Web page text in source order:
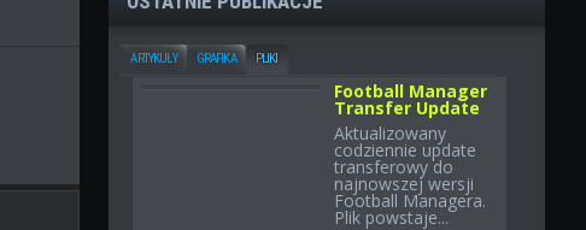
ARTYKUŁY GRAFIKA PLIKI
Football Manager
Transfer Update
Aktualizowany
codziennie update
transferowy do
najnowszej wersji
Football Managera.
Plik powstaje...